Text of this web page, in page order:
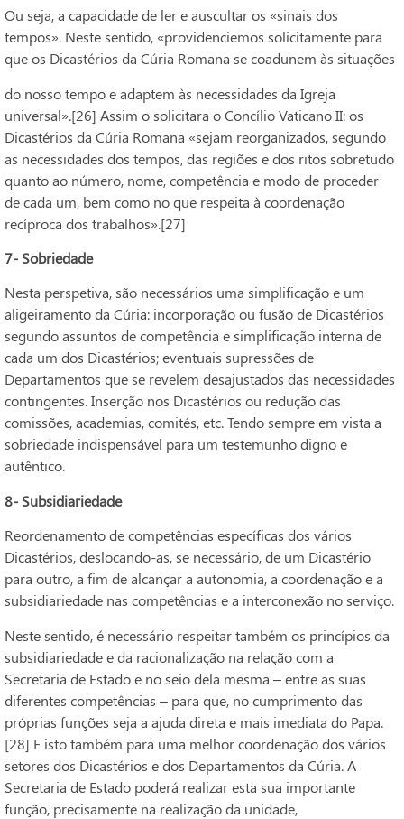
Ou seja, a capacidade de ler e auscultar os «sinais dos
tempos». Neste sentido, «providenciemos solicitamente para
que os Dicastérios da Cúria Romana se coadunem às situações
do nosso tempo e adaptem às necessidades da Igreja
universal».[26] Assim o solicitara o Concílio Vaticano II: os
Dicastérios da Cúria Romana «sejam reorganizados, segundo
as necessidades dos tempos, das regiões e dos ritos sobretudo
quanto ao número, nome, competência e modo de proceder
de cada um, bem como no que respeita à coordenação
recíproca dos trabalhos».[27] ‎
7- Sobriedade
Nesta perspetiva, são necessários uma simplificação e um
aligeiramento da Cúria: incorporação ou fusão de Dicastérios
segundo assuntos de competência e simplificação interna de
cada um dos Dicastérios; eventuais supressões de
Departamentos que se revelem desajustados das necessidades
contingentes. Inserção nos Dicastérios ou redução das
comissões, academias, comités, etc. Tendo sempre em vista a
sobriedade indispensável para um testemunho digno e
autêntico.
8- Subsidiariedade
Reordenamento de competências específicas dos vários
Dicastérios, deslocando-as, se necessário, de um Dicastério
para outro, a fim de alcançar a autonomia, a coordenação e a
subsidiariedade nas competências e a interconexão no serviço.
Neste sentido, é necessário respeitar também os princípios da
subsidiariedade e da racionalização na relação com a
Secretaria de Estado e no seio dela mesma – entre as suas
diferentes competências – para que, no cumprimento das
próprias funções seja a ajuda direta e mais imediata do Papa.
[28] E isto também para uma melhor coordenação dos vários
setores dos Dicastérios e dos Departamentos da Cúria. A
Secretaria de Estado poderá realizar esta sua importante
função, precisamente na realização da unidade,